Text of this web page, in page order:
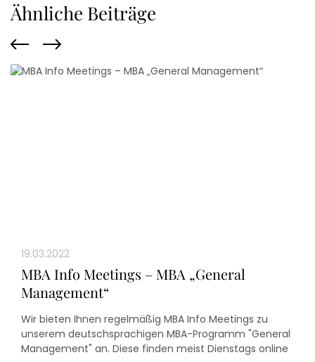
Ähnliche Beiträge
19.03.2022
MBA Info Meetings – MBA „General
Management“
Wir bieten Ihnen regelmäßig MBA Info Meetings zu
unserem deutschsprachigen MBA-Programm "General
Management" an. Diese finden meist Dienstags online